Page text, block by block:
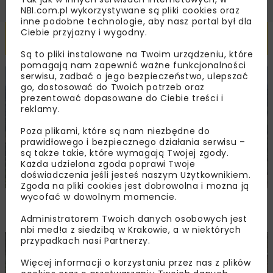
Powiązane artykuły
KOLEJ WIADOMOŚCI INWESTYCJE
PKP PLK ogłosiły przetarg na odcinek Gdów
– Szczyrzyc projektu Podłęże–Piekiełko
DROGI INWESTYCJE
NBI.com.pl wykorzystywane są pliki cookies oraz
inne podobne technologie, aby nasz portal był dla
Ciebie przyjazny i wygodny.
Są to pliki instalowane na Twoim urządzeniu, które
pomagają nam zapewnić ważne funkcjonalności
serwisu, zadbać o jego bezpieczeństwo, ulepszać
go, dostosować do Twoich potrzeb oraz
prezentować dopasowane do Ciebie treści i
reklamy.
Poza plikami, które są nam niezbędne do
prawidłowego i bezpiecznego działania serwisu –
są także takie, które wymagają Twojej zgody.
Każda udzielona zgoda poprawi Twoje
doświadczenia jeśli jesteś naszym Użytkownikiem.
Zgoda na pliki cookies jest dobrowolna i można ją
wycofać w dowolnym momencie.
Administratorem Twoich danych osobowych jest
nbi med!a z siedzibą w Krakowie, a w niektórych
przypadkach nasi Partnerzy.
Więcej informacji o korzystaniu przez nas z plików